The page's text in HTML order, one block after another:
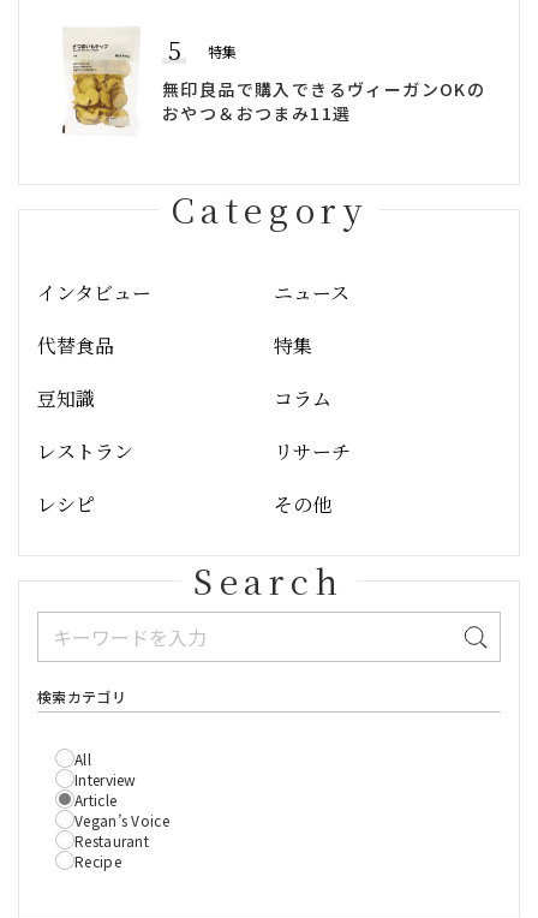
5 特集
無印良品で購入できるヴィーガンOKの
おやつ＆おつまみ11選
Category
インタビュー
ニュース
代替食品
特集
豆知識
コラム
レストラン
リサーチ
レシピ
その他
Search
検索カテゴリ
All
Interview
Article
Vegan’s Voice
Restaurant
Recipe